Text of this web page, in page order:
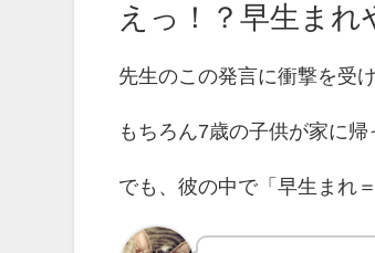
えっ！？早生まれ
先生のこの発言に衝撃を受け
もちろん7歳の子供が家に
でも、彼の中で「早生まれ